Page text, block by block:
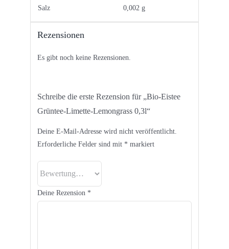
Salz
0,002 g
Rezensionen
Es gibt noch keine Rezensionen.
Schreibe die erste Rezension für „Bio-Eistee
Grüntee-Limette-Lemongrass 0,3l“
Deine E-Mail-Adresse wird nicht veröffentlicht.
Erforderliche Felder sind mit * markiert
Deine Rezension *